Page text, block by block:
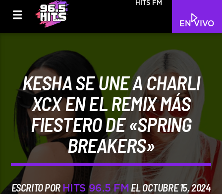
EN VIVO
HITS FM
KESHA SE UNE A CHARLI
XCX EN EL REMIX MÁS
FIESTERO DE «SPRING
BREAKERS»
ESCRITO POR HITS 96.5 FM EL OCTUBRE 15, 2024